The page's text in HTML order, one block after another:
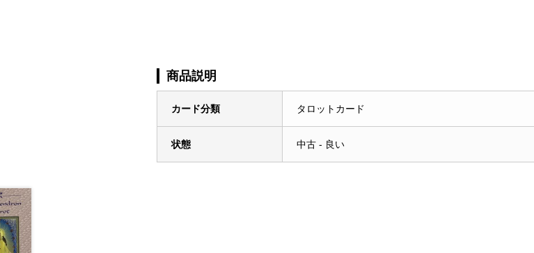
商品説明
カード分類 タロットカード
状態 中古 - 良い